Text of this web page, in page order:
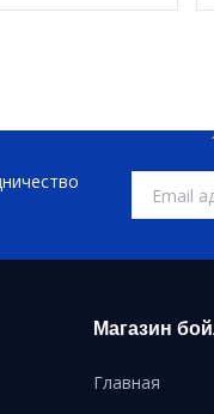
Магазин
Главная